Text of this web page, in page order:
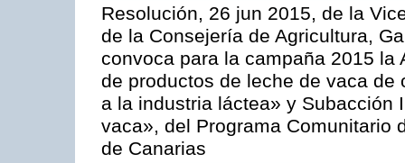
Resolución, 26 jun 2015, de la
de la Consejería de Agricultura,
convoca para la campaña 2015
de productos de leche de vaca
a la industria láctea» y Subacción
vaca», del Programa Comunitario
de Canarias